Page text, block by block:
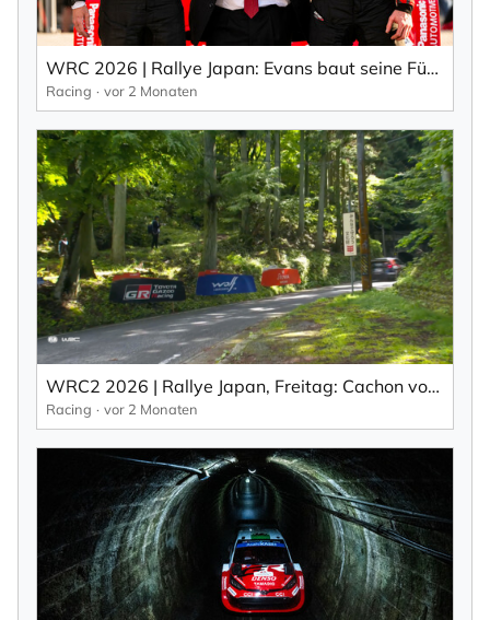
WRC 2026 | Rallye Japan: Evans baut seine Führung in der WRC-Gesamtwertung aus
Racing vor 2 Monaten
WRC2 2026 | Rallye Japan, Freitag: Cachon von Gryazin (EN).
Racing vor 2 Monaten
NEWSLETTER ABONNIEREN ×
Vorname
Nachname
Ihre E-Mail-Adresse
Ich willige in den Empfang des Newsletters ein,